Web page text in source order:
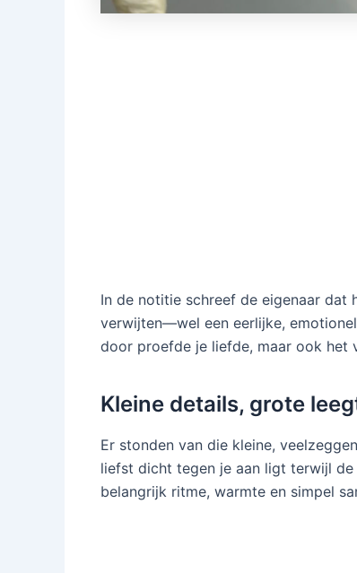
In de notitie schreef de eigenaar dat
verwijten—wel een eerlijke,
door proefde je liefde, maar ook het
Kleine details, grote
Er stonden van die kleine,
liefst dicht tegen je aan ligt terwijl
belangrijk ritme, warmte en simpel